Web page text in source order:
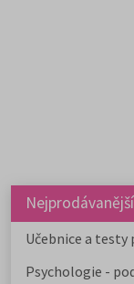
Učebnice a
Psychologie -